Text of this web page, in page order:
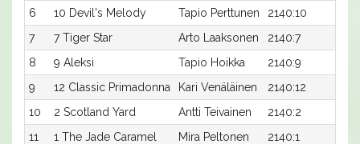
6
10 Devil's Melody Tapio Perttunen 2140:10
7
7 Tiger Star Arto Laaksonen 2140:7
8
9 Aleksi Tapio Hoikka 2140:9
9
12 Classic Primadonna Kari Venäläinen 2140:12
10
2 Scotland Yard Antti Teivainen 2140:2
11
1 The Jade Caramel Mira Peltonen 2140:1